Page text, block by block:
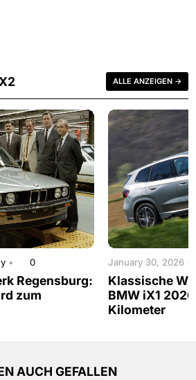
ALLE ANZEIGEN →
• 0
Regensburg:
zum
January 30, 2026 •
Klassische
BMW iX1
Kilometer
AUCH GEFALLEN